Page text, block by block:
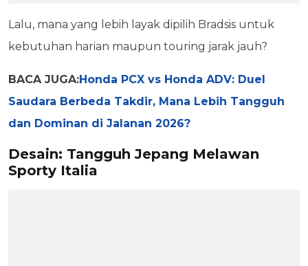
Lalu, mana yang lebih layak dipilih Bradsis untuk
kebutuhan harian maupun touring jarak jauh?
BACA JUGA:Honda PCX vs Honda ADV: Duel
Saudara Berbeda Takdir, Mana Lebih Tangguh
dan Dominan di Jalanan 2026?
Desain: Tangguh Jepang Melawan
Sporty Italia